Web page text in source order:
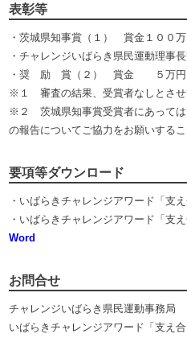
表彰等
・茨城県知事賞（１） 賞金１００
・チャレンジいばらき県民運動理
・奨 励 賞（２） 賞金 ５万円
※１ 審査の結果、受賞者なしとさせ
※２ 茨城県知事賞受賞者にあっては
の報告についてご協力をお願いするこ
要項等ダウンロード
・いばらきチャレンジアワード「支
・いばらきチャレンジアワード「支
Word
お問合せ
チャレンジいばらき県民運動事務局
いばらきチャレンジアワード「支え